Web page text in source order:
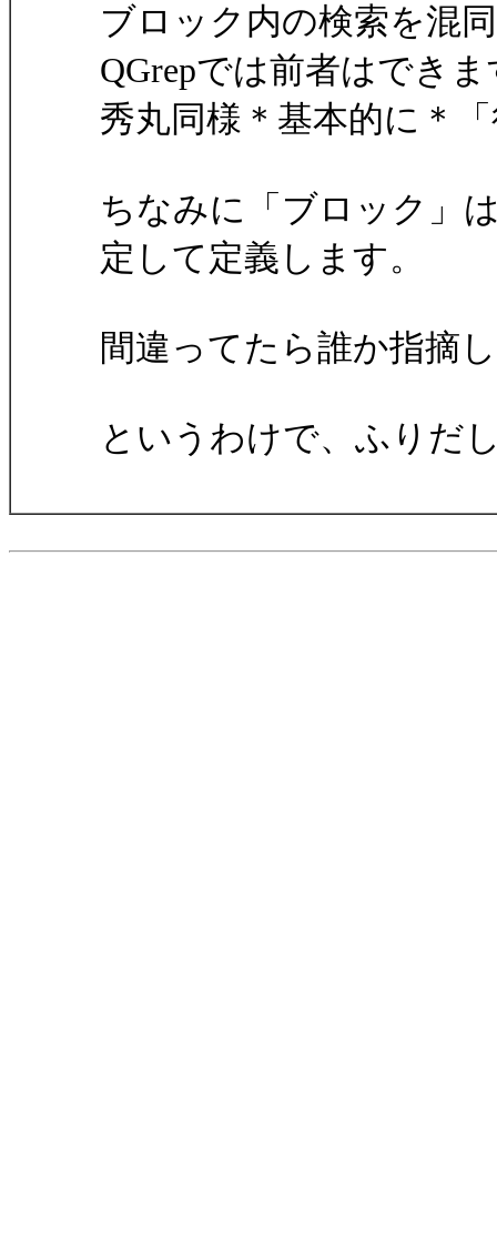
ブロック内の検索を混
QGrepでは前者はでき
秀丸同様＊基本的に＊
ちなみに「ブロック」
定して定義します。
間違ってたら誰か指摘
というわけで、ふりだ